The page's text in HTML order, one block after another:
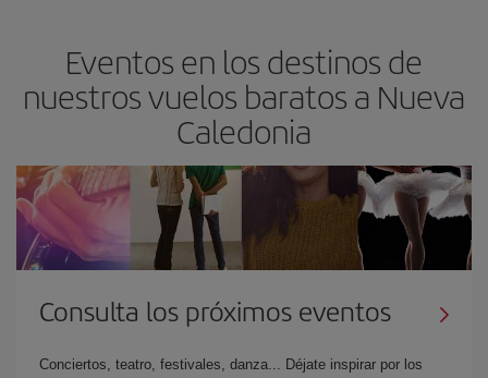
Eventos en los destinos de
nuestros vuelos baratos a Nueva
Caledonia
Consulta los próximos eventos
Conciertos, teatro, festivales, danza... Déjate inspirar por los